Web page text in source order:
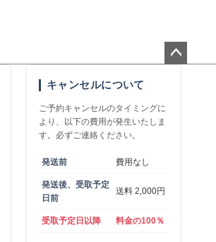
キャンセルについて
ご予約キャンセルのタイミングに
より、以下の費用が発生いたしま
す。必ずご連絡ください。
発送前 費用なし
発送後、受取予定
日前
送料 2,000円
受取予定日以降 料金の100％